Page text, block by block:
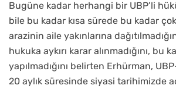
Bugüne kadar herhangi bir UBP’li
bile bu kadar kısa sürede bu kadar
arazinin aile yakınlarına
hukuka aykırı karar alınmadığını, bu
yapılmadığını belirten Erhürman,
20 aylık süresinde siyasi tarihimizde